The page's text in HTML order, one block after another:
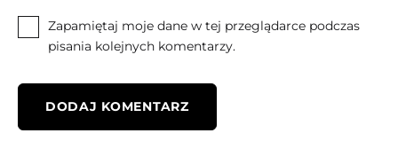
Zapamiętaj moje dane w tej przeglądarce podczas
pisania kolejnych komentarzy.